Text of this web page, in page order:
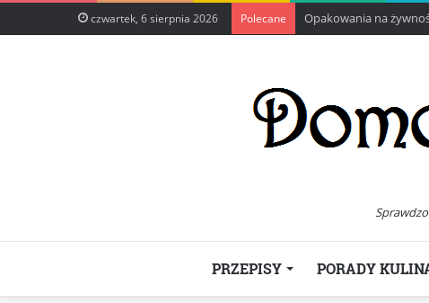
czwartek, 6 sierpnia 2026 Polecane Opakowania na
PRZEPISY PORADY